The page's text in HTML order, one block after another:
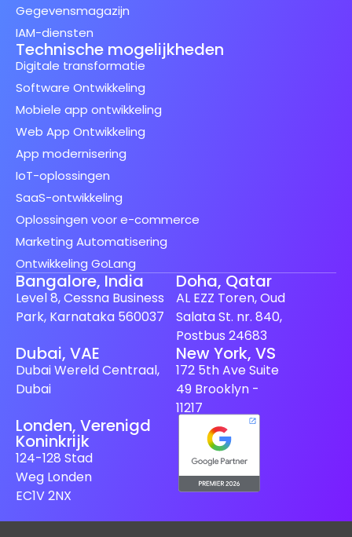
Gegevensmagazijn
IAM-diensten
Technische mogelijkheden
Digitale transformatie
Software Ontwikkeling
Mobiele app ontwikkeling
Web App Ontwikkeling
App modernisering
IoT-oplossingen
SaaS-ontwikkeling
Oplossingen voor e-commerce
Marketing Automatisering
Ontwikkeling GoLang
Bangalore, India
Level 8, Cessna Business
Park, Karnataka 560037
Doha, Qatar
AL EZZ Toren, Oud
Salata St. nr. 840,
Postbus 24683
Dubai, VAE
Dubai Wereld Centraal,
Dubai
New York, VS
172 5th Ave Suite
49 Brooklyn -
11217
Londen, Verenigd
Koninkrijk
124-128 Stad
Weg Londen
EC1V 2NX
French
German
Japanese
Finnish
Spanish (Spain)